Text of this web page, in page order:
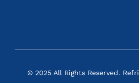
© 2025 All Rights Reserved.